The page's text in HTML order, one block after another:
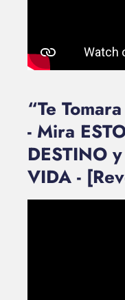
“Te
- Mira
DESTINO
VIDA -